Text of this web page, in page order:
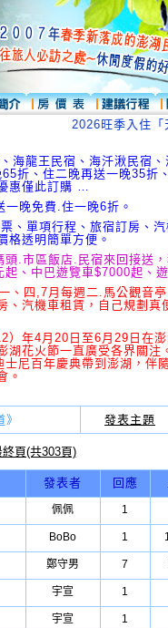
2026旺季入住「
海龍王民宿、海汘湫民宿
折、住二晚再送一晚35折
惠僅此訂購 …
晚免費.住一晚6折。
、單項行程、旅宿訂房、
格透明簡單方便。
.市區飯店.民宿來回接送
、中巴遊覽車$7000起、
、四,7月每週二.馬公觀音
、汽機車租賃，自己規劃真
）年4月20日至6月29日在
湖花火節一直廣受各界關注
尼百年慶典帶到澎湖，伴
。
發表主題
終頁(共303頁)
發表者 回應
佩佩 1
BoBo 1
鄭守男 7
宇宣 1
宇宣 1